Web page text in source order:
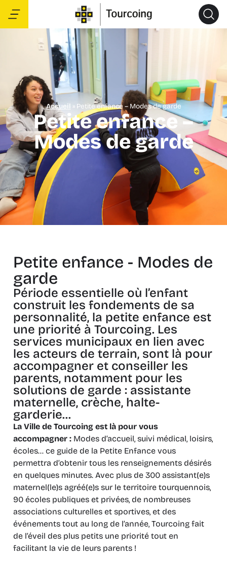
Accueil » Petite enfance – Modes de garde
Petite enfance –
Modes de garde
Petite enfance - Modes de
garde
Période essentielle où l’enfant
construit les fondements de sa
personnalité, la petite enfance est
une priorité à Tourcoing. Les
services municipaux en lien avec
les acteurs de terrain, sont là pour
accompagner et conseiller les
parents, notamment pour les
solutions de garde : assistante
maternelle, crèche, halte-
garderie...
La Ville de Tourcoing est là pour vous
accompagner : Modes d’accueil, suivi médical, loisirs,
écoles… ce guide de la Petite Enfance vous
permettra d’obtenir tous les renseignements désirés
en quelques minutes. Avec plus de 300 assistant(e)s
maternel(le)s agréé(e)s sur le territoire tourquennois,
90 écoles publiques et privées, de nombreuses
associations culturelles et sportives, et des
événements tout au long de l’année, Tourcoing fait
de l’éveil des plus petits une priorité tout en
facilitant la vie de leurs parents !